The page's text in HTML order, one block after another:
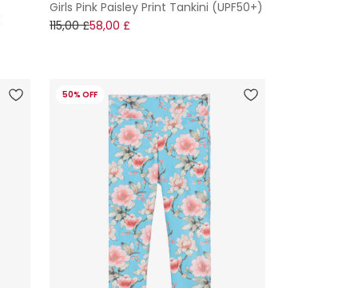
Girls Pink Paisley Print Tankini (UPF50+)
115,00 £58,00 £
50% OFF